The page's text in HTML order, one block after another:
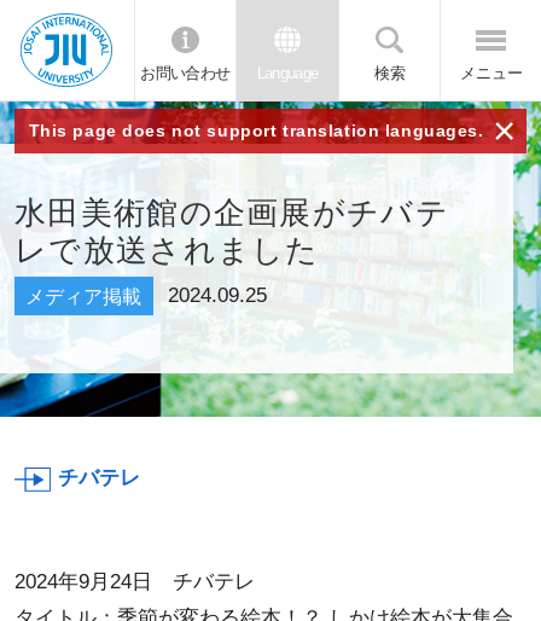
JIU 城西国
際大学
お問い合わせ Language 検索 メニュー
This page does not support translation languages. ×
水田美術館の企画展がチバテ
レで放送されました
メディア掲載 2024.09.25
チバテレ
2024年9月24日 チバテレ